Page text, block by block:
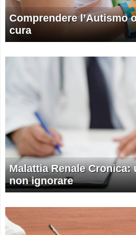
Comprendere l’Autismo
cura
Malattia Renale Cronica:
non ignorare